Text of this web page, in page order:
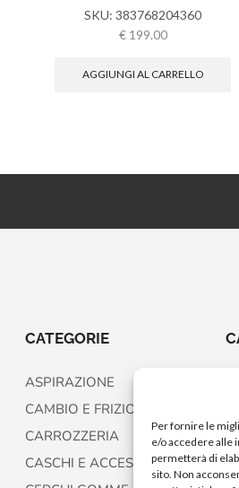
Per fornire le
e/o accedere alle
permetterà di
sito. Non
SKU:383768204360
€199.00
AGGIUNGI AL CARRELLO
CATEGORIE
ASPIRAZIONE
CAMBIO E FRIZIONE
CARROZZERIA
CASCHI E ACCESSORI